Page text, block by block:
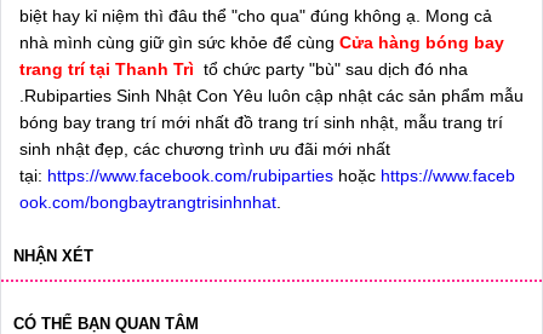
biệt hay kỉ niệm thì đâu thể "cho qua" đúng không ạ. Mong cả
nhà mình cùng giữ gìn sức khỏe để cùng Cửa hàng bóng bay
trang trí tại Thanh Trì tổ chức party "bù" sau dịch đó nha
.Rubiparties Sinh Nhật Con Yêu luôn cập nhật các sản phẩm mẫu
bóng bay trang trí mới nhất đồ trang trí sinh nhật, mẫu trang trí
sinh nhật đẹp, các chương trình ưu đãi mới nhất
tại: https://www.facebook.com/rubiparties hoặc https://www.faceb
ook.com/bongbaytrangtrisinhnhat
NHẬN XÉT
CÓ THỂ BẠN QUAN TÂM